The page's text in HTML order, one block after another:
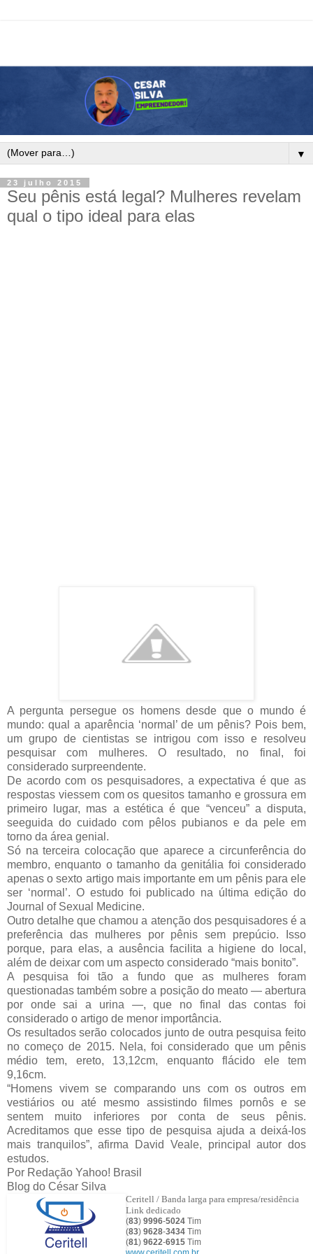
▼
23 julho 2015
Seu pênis está legal? Mulheres revelam
qual o tipo ideal para elas
A pergunta persegue os homens desde que o mundo é
mundo: qual a aparência ‘normal’ de um pênis? Pois bem,
um grupo de cientistas se intrigou com isso e resolveu
pesquisar com mulheres. O resultado, no final, foi
considerado surpreendente.
De acordo com os pesquisadores, a expectativa é que as
respostas viessem com os quesitos tamanho e grossura em
primeiro lugar, mas a estética é que “venceu” a disputa,
seeguida do cuidado com pêlos pubianos e da pele em
torno da área genial.
Só na terceira colocação que aparece a circunferência do
membro, enquanto o tamanho da genitália foi considerado
apenas o sexto artigo mais importante em um pênis para ele
ser ‘normal’. O estudo foi publicado na última edição do
Journal of Sexual Medicine.
Outro detalhe que chamou a atenção dos pesquisadores é a
preferência das mulheres por pênis sem prepúcio. Isso
porque, para elas, a ausência facilita a higiene do local,
além de deixar com um aspecto considerado “mais bonito”.
A pesquisa foi tão a fundo que as mulheres foram
questionadas também sobre a posição do meato — abertura
por onde sai a urina —, que no final das contas foi
considerado o artigo de menor importância.
Os resultados serão colocados junto de outra pesquisa feito
no começo de 2015. Nela, foi considerado que um pênis
médio tem, ereto, 13,12cm, enquanto flácido ele tem
9,16cm.
“Homens vivem se comparando uns com os outros em
vestiários ou até mesmo assistindo filmes pornôs e se
sentem muito inferiores por conta de seus pênis.
Acreditamos que esse tipo de pesquisa ajuda a deixá-los
mais tranquilos”, afirma David Veale, principal autor dos
estudos.
Por Redação Yahoo! Brasil
Blog do César Silva
Ceritell / Banda larga para empresa/residência
Link dedicado
(83) 9996-5024 Tim
(83) 9628-3434 Tim
(81) 9622-6915 Tim